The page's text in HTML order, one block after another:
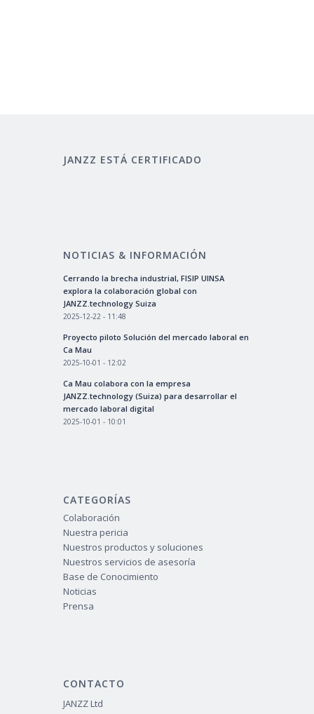
JANZZ ESTÁ CERTIFICADO
NOTICIAS & INFORMACIÓN
Cerrando la brecha industrial, FISIP UINSA
explora la colaboración global con
JANZZ.technology Suiza
2025-12-22 - 11:48
Proyecto piloto Solución del mercado laboral en
Ca Mau
2025-10-01 - 12:02
Ca Mau colabora con la empresa
JANZZ.technology (Suiza) para desarrollar el
mercado laboral digital
2025-10-01 - 10:01
CATEGORÍAS
Colaboración
Nuestra pericia
Nuestros productos y soluciones
Nuestros servicios de asesoría
Base de Conocimiento
Noticias
Prensa
CONTACTO
JANZZ Ltd